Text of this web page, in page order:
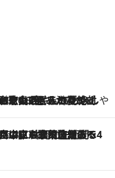
手みやげ ひんやりスイーツで夏を満喫
2026.8.9
CHOICE
舞伎があるんだよ」 片岡仁左衛門・市川中車ら豪華座組みで4年目の立川立飛歌舞伎へ